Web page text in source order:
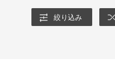
絞り込み